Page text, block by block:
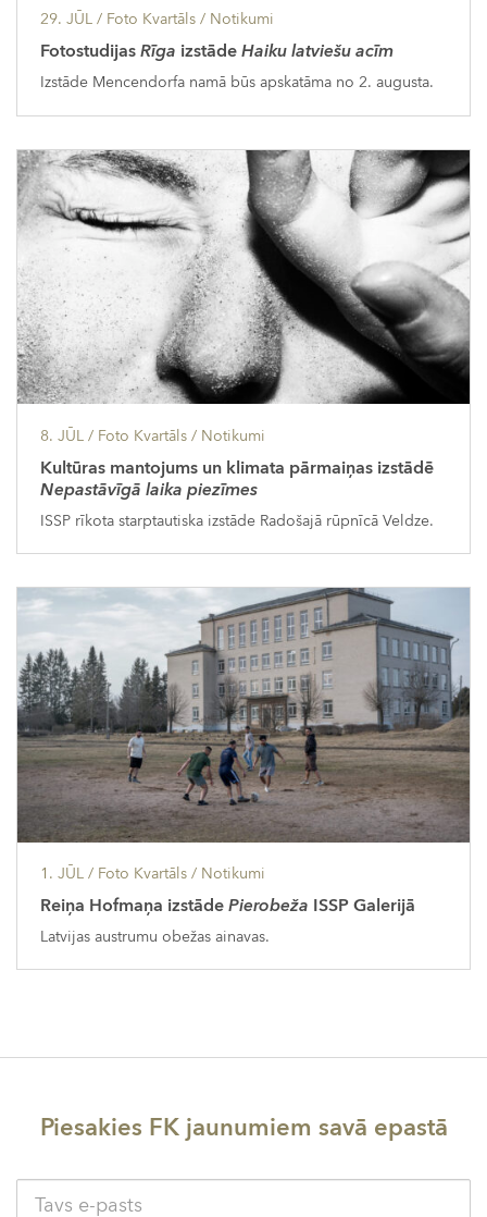
29. JŪL / Foto Kvartāls / Notikumi
FotostudijasRīga izstādeHaiku latviešu acīm
Izstāde Mencendorfa namā būs apskatāma no 2. augusta.
8. JŪL / Foto Kvartāls / Notikumi
Kultūras mantojums un klimata pārmaiņas izstādē
Nepastāvīgā laika piezīmes
ISSP rīkota starptautiska izstāde Radošajā rūpnīcā Veldze.
1. JŪL / Foto Kvartāls / Notikumi
Reiņa Hofmaņa izstādePierobeža ISSP Galerijā
Latvijas austrumu obežas ainavas.
Piesakies FK jaunumiem savā epastā